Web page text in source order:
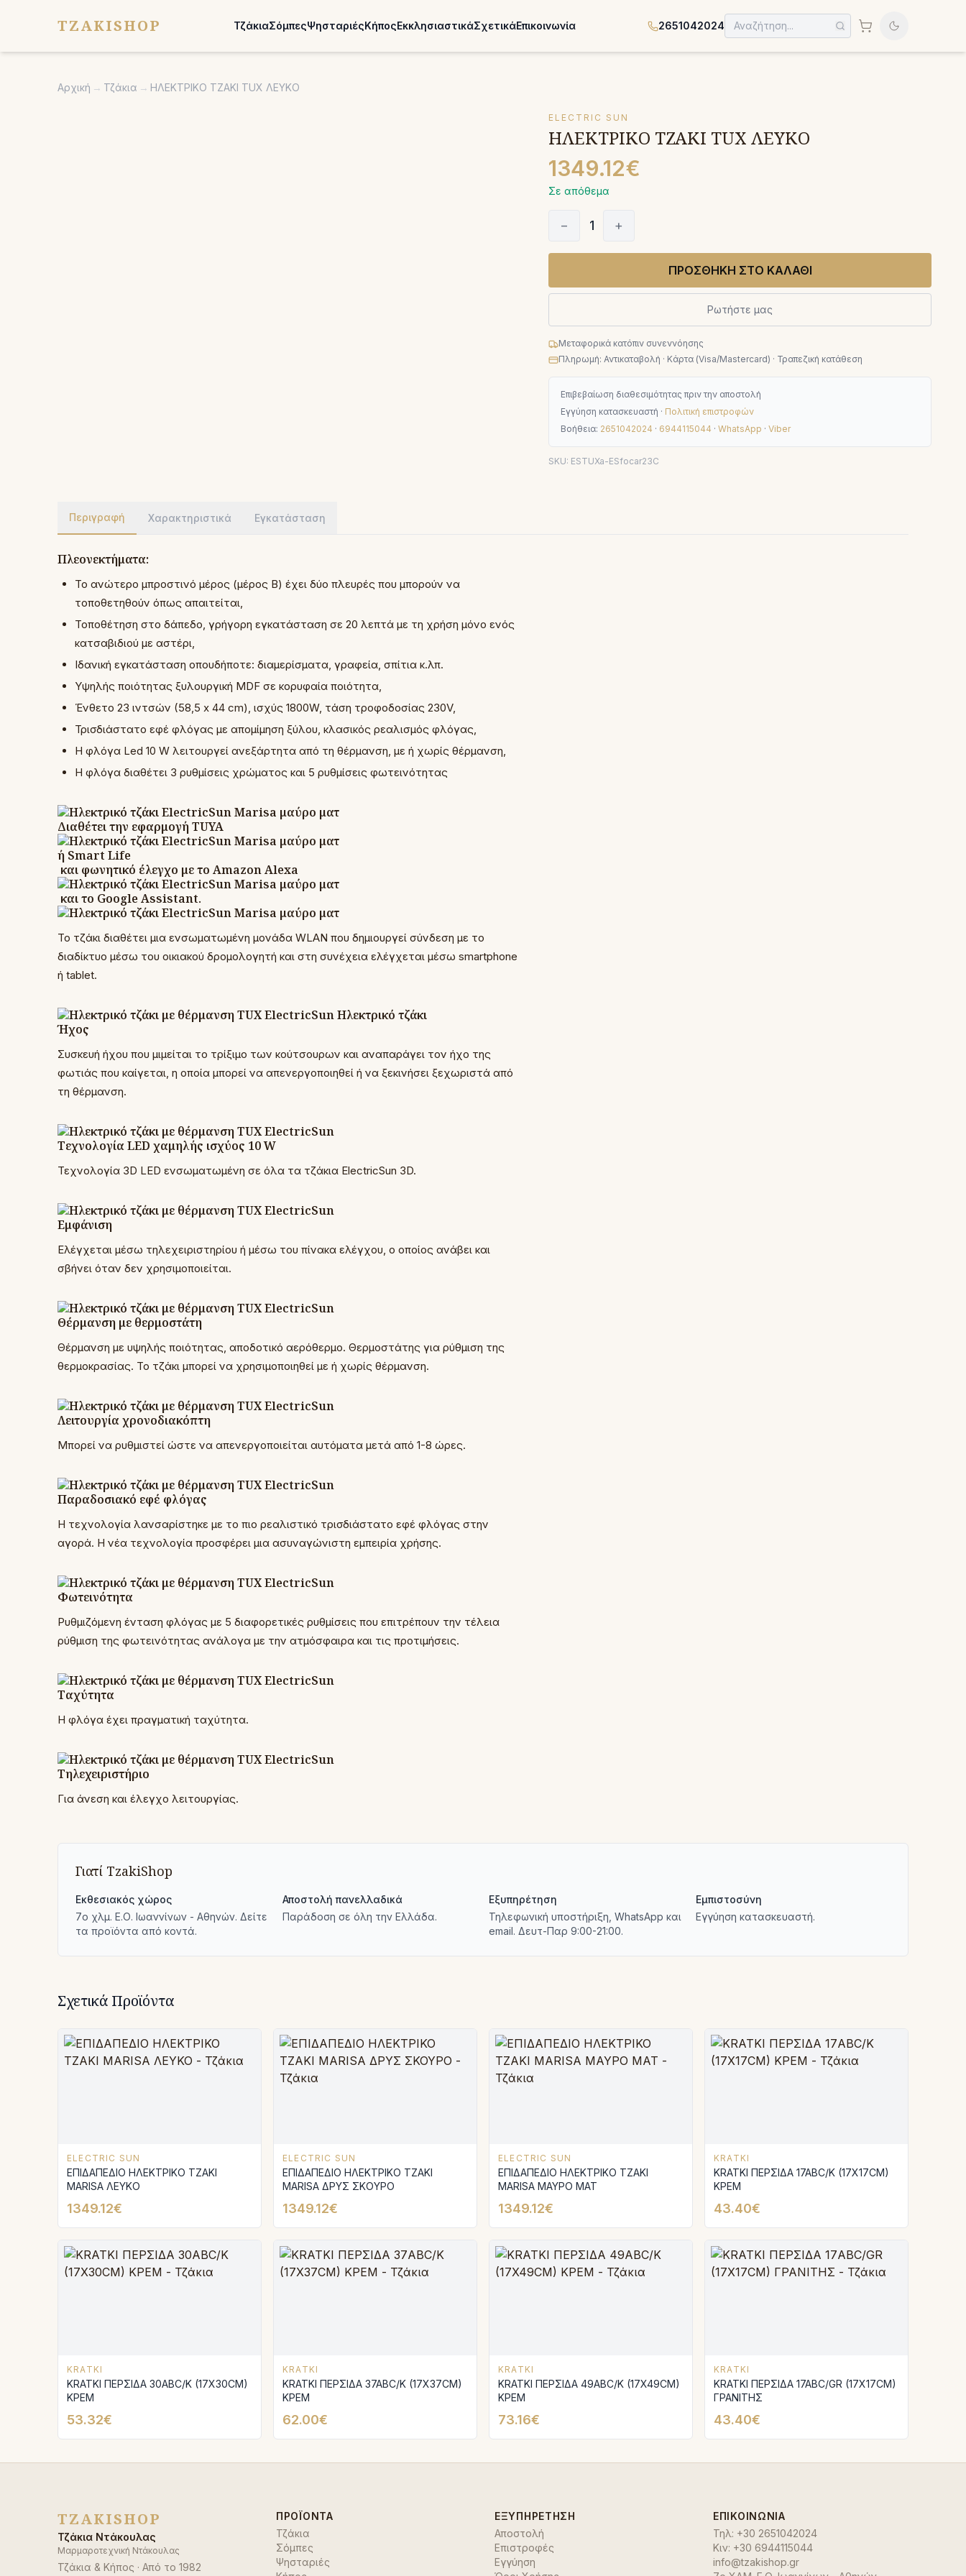
TZAKISHOP ΤζάκιαΣόμπεςΨησταριέςΚήποςΕκκλησιαστικάΣχετικάΕπικοινωνία 2651042024
Αρχική → Τζάκια → ΗΛΕΚΤΡΙΚΟ ΤΖΑΚΙ TUX ΛΕΥΚΟ
ELECTRIC SUN
ΗΛΕΚΤΡΙΚΟ ΤΖΑΚΙ TUX ΛΕΥΚΟ
1349.12€
Σε απόθεμα
− 1 +
ΠΡΟΣΘΗΚΗ ΣΤΟ ΚΑΛΑΘΙ
Ρωτήστε μας
Μεταφορικά κατόπιν συνεννόησης
Πληρωμή: Αντικαταβολή · Κάρτα (Visa/Mastercard) · Τραπεζική κατάθεση
Επιβεβαίωση διαθεσιμότητας πριν την αποστολή
Εγγύηση κατασκευαστή · Πολιτική επιστροφών
Βοήθεια: 2651042024 · 6944115044 · WhatsApp · Viber
SKU: ESTUXa-ESfocar23C
Περιγραφή Χαρακτηριστικά Εγκατάσταση
Πλεονεκτήματα:
Το ανώτερο μπροστινό μέρος (μέρος Β) έχει δύο πλευρές που μπορούν να
τοποθετηθούν όπως απαιτείται,
Τοποθέτηση στο δάπεδο, γρήγορη εγκατάσταση σε 20 λεπτά με τη χρήση μόνο ενός
κατσαβιδιού με αστέρι,
Ιδανική εγκατάσταση οπουδήποτε: διαμερίσματα, γραφεία, σπίτια κ.λπ.
Υψηλής ποιότητας ξυλουργική MDF σε κορυφαία ποιότητα,
Ένθετο 23 ιντσών (58,5 x 44 cm), ισχύς 1800W, τάση τροφοδοσίας 230V,
Τρισδιάστατο εφέ φλόγας με απομίμηση ξύλου, κλασικός ρεαλισμός φλόγας,
Η φλόγα Led 10 W λειτουργεί ανεξάρτητα από τη θέρμανση, με ή χωρίς θέρμανση,
Η φλόγα διαθέτει 3 ρυθμίσεις χρώματος και 5 ρυθμίσεις φωτεινότητας
Διαθέτει την εφαρμογή TUYA
ή Smart Life
και φωνητικό έλεγχο με το Amazon Alexa
και το Google Assistant.
Το τζάκι διαθέτει μια ενσωματωμένη μονάδα WLAN που δημιουργεί σύνδεση με το
διαδίκτυο μέσω του οικιακού δρομολογητή και στη συνέχεια ελέγχεται μέσω smartphone
ή tablet.
Ήχος
Συσκευή ήχου που μιμείται το τρίξιμο των κούτσουρων και αναπαράγει τον ήχο της
φωτιάς που καίγεται, η οποία μπορεί να απενεργοποιηθεί ή να ξεκινήσει ξεχωριστά από
τη θέρμανση.
Τεχνολογία LED χαμηλής ισχύος 10 W
Τεχνολογία 3D LED ενσωματωμένη σε όλα τα τζάκια ElectricSun 3D.
Εμφάνιση
Ελέγχεται μέσω τηλεχειριστηρίου ή μέσω του πίνακα ελέγχου, ο οποίος ανάβει και
σβήνει όταν δεν χρησιμοποιείται.
Θέρμανση με θερμοστάτη
Θέρμανση με υψηλής ποιότητας, αποδοτικό αερόθερμο. Θερμοστάτης για ρύθμιση της
θερμοκρασίας. Το τζάκι μπορεί να χρησιμοποιηθεί με ή χωρίς θέρμανση.
Λειτουργία χρονοδιακόπτη
Μπορεί να ρυθμιστεί ώστε να απενεργοποιείται αυτόματα μετά από 1-8 ώρες.
Παραδοσιακό εφέ φλόγας
Η τεχνολογία λανσαρίστηκε με το πιο ρεαλιστικό τρισδιάστατο εφέ φλόγας στην
αγορά. Η νέα τεχνολογία προσφέρει μια ασυναγώνιστη εμπειρία χρήσης.
Φωτεινότητα
Ρυθμιζόμενη ένταση φλόγας με 5 διαφορετικές ρυθμίσεις που επιτρέπουν την τέλεια
ρύθμιση της φωτεινότητας ανάλογα με την ατμόσφαιρα και τις προτιμήσεις.
Ταχύτητα
Η φλόγα έχει πραγματική ταχύτητα.
Τηλεχειριστήριο
Για άνεση και έλεγχο λειτουργίας.
Γιατί TzakiShop
Εκθεσιακός χώρος
7ο χλμ. Ε.Ο. Ιωαννίνων - Αθηνών. Δείτε
τα προϊόντα από κοντά.
Αποστολή πανελλαδικά
Παράδοση σε όλη την Ελλάδα.
Εξυπηρέτηση
Τηλεφωνική υποστήριξη, WhatsApp και
email. Δευτ-Παρ 9:00-21:00.
Εμπιστοσύνη
Εγγύηση κατασκευαστή.
Σχετικά Προϊόντα
ELECTRIC SUN
ΕΠΙΔΑΠΕΔΙΟ ΗΛΕΚΤΡΙΚΟ ΤΖΑΚΙ
MARISA ΛΕΥΚΟ
1349.12€
ELECTRIC SUN
ΕΠΙΔΑΠΕΔΙΟ ΗΛΕΚΤΡΙΚΟ ΤΖΑΚΙ
MARISA ΔΡΥΣ ΣΚΟΥΡΟ
1349.12€
ELECTRIC SUN
ΕΠΙΔΑΠΕΔΙΟ ΗΛΕΚΤΡΙΚΟ ΤΖΑΚΙ
MARISA ΜΑΥΡΟ MAT
1349.12€
KRATKI
KRATKI ΠΕΡΣΙΔΑ 17ABC/K (17X17CM)
ΚΡΕΜ
43.40€
KRATKI
KRATKI ΠΕΡΣΙΔΑ 30ABC/K (17X30CM)
ΚΡΕΜ
53.32€
KRATKI
KRATKI ΠΕΡΣΙΔΑ 37ABC/K (17X37CM)
ΚΡΕΜ
62.00€
KRATKI
KRATKI ΠΕΡΣΙΔΑ 49ABC/K (17X49CM)
ΚΡΕΜ
73.16€
KRATKI
KRATKI ΠΕΡΣΙΔΑ 17ABC/GR (17X17CM)
ΓΡΑΝΙΤΗΣ
43.40€
TZAKISHOP
Τζάκια Ντάκουλας
Μαρμαροτεχνική Ντάκουλας
Τζάκια & Κήπος · Από το 1982
ΠΡΟΪΌΝΤΑ
Τζάκια
Σόμπες
Ψησταριές
ΕΞΥΠΗΡΈΤΗΣΗ
Αποστολή
Επιστροφές
Εγγύηση
ΕΠΙΚΟΙΝΩΝΊΑ
Τηλ: +30 2651042024
Κιν: +30 6944115044
info@tzakishop.gr